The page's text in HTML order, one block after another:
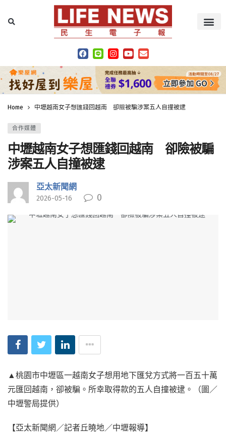
Home 中壢越南女子想匯錢回越南 卻險被騙涉案五人自撞被逮
合作媒體
中壢越南女子想匯錢回越南 卻險被騙
涉案五人自撞被逮
亞太新聞網
2026-05-16 0
▲桃園市中壢區一越南女子想用地下匯兌方式將一百五十萬
元匯回越南，卻被騙。所幸取得款的五人自撞被逮。（圖／
中壢警局提供）
【亞太新聞網／記者丘曉地／中壢報導】